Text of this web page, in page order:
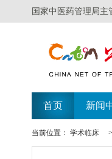
国家中医药管理局
首页 新闻
当前位置： 学术临床